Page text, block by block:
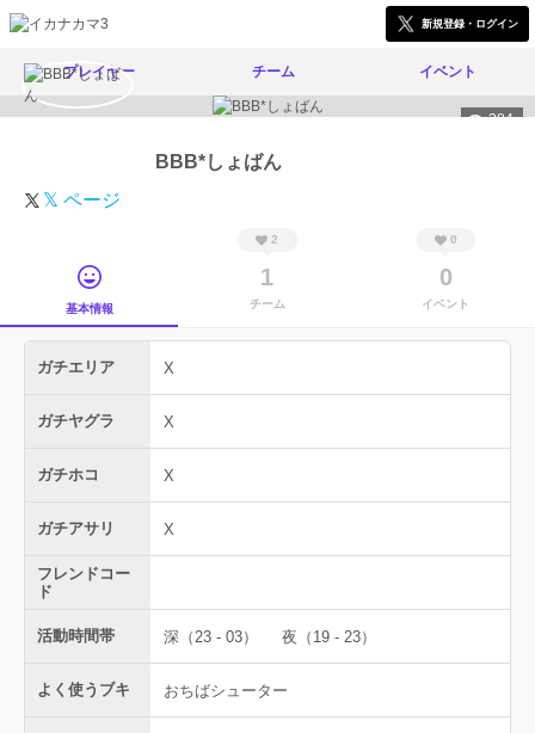
新規登録・ログイン
プレイヤー チーム イベント
384
BBB*しょばん
𝕏 ページ
基本情報
2
1
チーム
0
0
イベント
ガチエリア X
ガチヤグラ X
ガチホコ X
ガチアサリ X
フレンドコー
ド
活動時間帯 深（23 - 03） 夜（19 - 23）
よく使うブキ おちばシューター